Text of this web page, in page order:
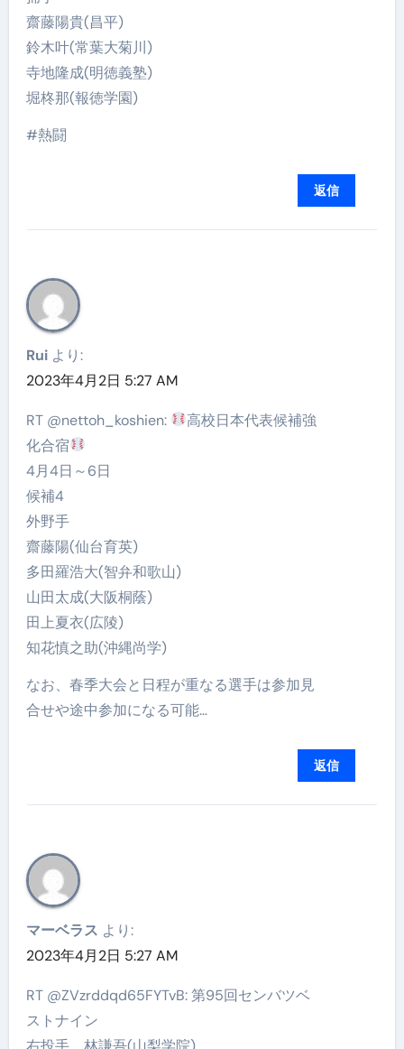
齋藤陽貴(昌平)
鈴木叶(常葉大菊川)
寺地隆成(明徳義塾)
堀柊那(報徳学園)
#熱闘
返信
Rui より:
2023年4月2日 5:27 AM
RT @nettoh_koshien:
高校日本代表候補強
化合宿
4月4日～6日
候補4
外野手
齋藤陽(仙台育英)
多田羅浩大(智弁和歌山)
山田太成(大阪桐蔭)
田上夏衣(広陵)
知花慎之助(沖縄尚学)
なお、春季大会と日程が重なる選手は参加見
合せや途中参加になる可能…
返信
マーベラス より:
2023年4月2日 5:27 AM
RT @ZVzrddqd65FYTvB: 第95回センバツベ
ストナイン